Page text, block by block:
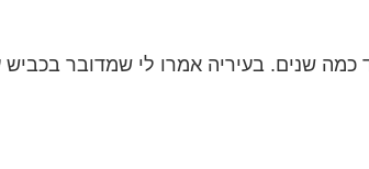
כמה שנים. בעיריה אמרו לי שמדובר בכביש